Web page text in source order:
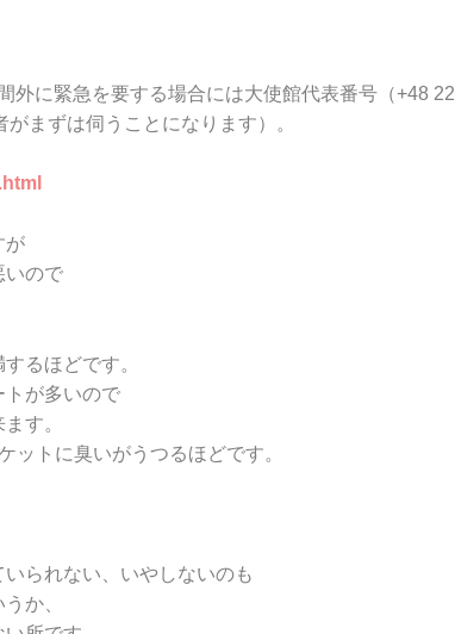
外に緊急を要する場合には大使館代表番号（+48 22
がまずは伺 うことになります）。
が
いので
るほどです。
トが多いので
す。
ットに臭いがうつるほどです。
られない、いやしないのも
か、